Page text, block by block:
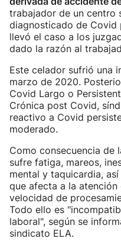
trabajador de un centro
diagnosticado de Covid
llevó el caso a los
dado la razón al
Este celador sufrió una
marzo de 2020.
Covid Largo o
Crónica post Covid,
reactivo a Covid
moderado.
Como consecuencia de
sufre fatiga, mareos,
mental y taquicardia,
que afecta a la
velocidad de
Todo ello es
laboral", según se
sindicato ELA.